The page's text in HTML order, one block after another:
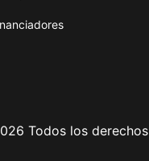
Todos los derechos